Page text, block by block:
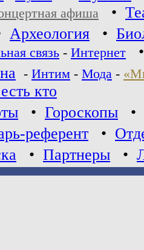
афиша •
Археология •
связь - Интернет
- Интим - Мода -
кто
• Гороскопы •
референт •
• Партнеры •